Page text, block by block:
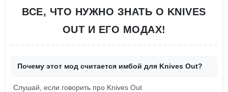
ВСЕ, ЧТО НУЖНО ЗНАТЬ О KNIVES
OUT И ЕГО МОДАХ!
Почему этот мод считается имбой для Knives Out?
Слушай, если говорить про Knives Out